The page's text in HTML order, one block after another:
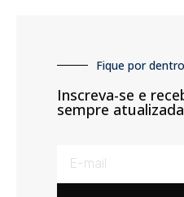
Fique por
Inscreva-se e
sempre